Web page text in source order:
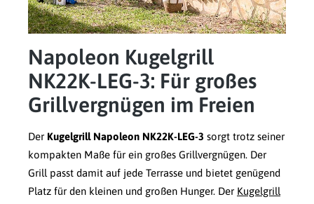
Napoleon Kugelgrill
NK22K-LEG-3: Für großes
Grillvergnügen im Freien
Der Kugelgrill Napoleon NK22K-LEG-3 sorgt trotz seiner
kompakten Maße für ein großes Grillvergnügen. Der
Grill passt damit auf jede Terrasse und bietet genügend
Platz für den kleinen und großen Hunger. Der Kugelgrill